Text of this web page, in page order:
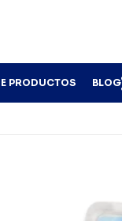
PRODUCTOS BLOG